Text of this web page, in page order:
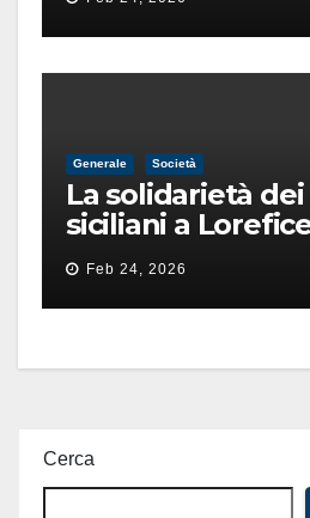
finita male
Generale Società
La solidarietà dei
siciliani a
difeso il valore e
dell’umanità»
Feb 24, 2026
Cerca